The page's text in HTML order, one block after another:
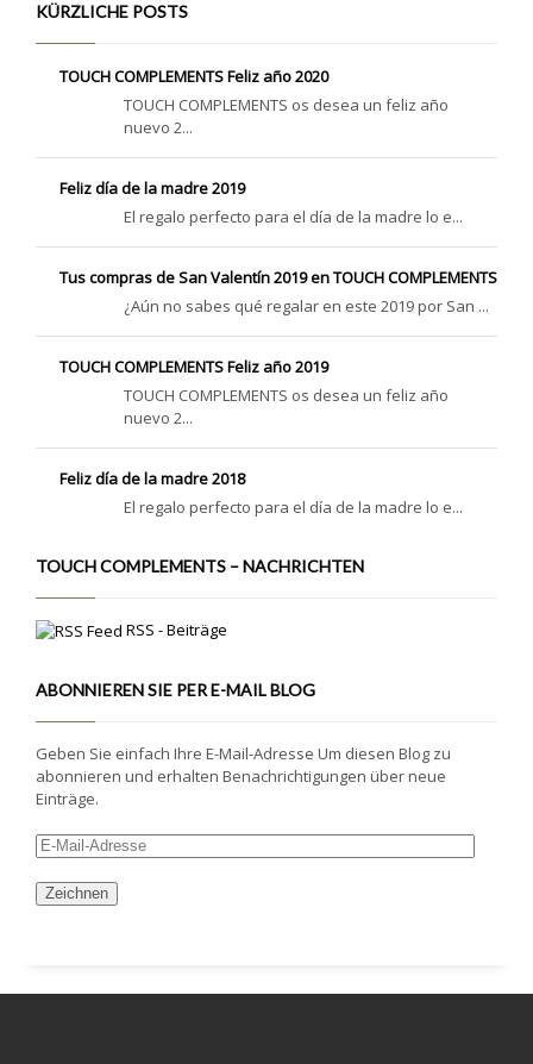
KÜRZLICHE POSTS
TOUCH COMPLEMENTS Feliz año 2020
TOUCH COMPLEMENTS os desea un feliz año
nuevo 2...
Feliz día de la madre 2019
El regalo perfecto para el día de la madre lo e...
Tus compras de San Valentín 2019 en TOUCH COMPLEMENTS
¿Aún no sabes qué regalar en este 2019 por San ...
TOUCH COMPLEMENTS Feliz año 2019
TOUCH COMPLEMENTS os desea un feliz año
nuevo 2...
Feliz día de la madre 2018
El regalo perfecto para el día de la madre lo e...
TOUCH COMPLEMENTS – NACHRICHTEN
RSS - Beiträge
ABONNIEREN SIE PER E-MAIL BLOG
Geben Sie einfach Ihre E-Mail-Adresse Um diesen Blog zu
abonnieren und erhalten Benachrichtigungen über neue
Einträge.
E-
Adresse
Zeichnen